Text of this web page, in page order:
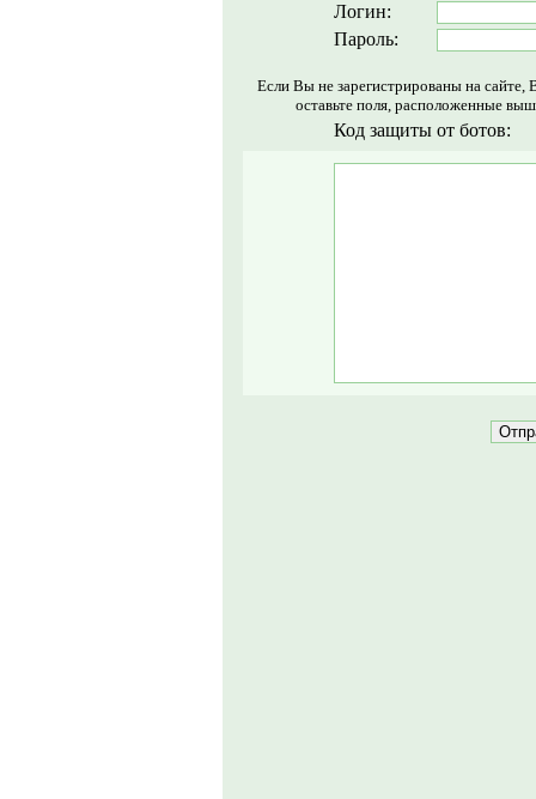
Логин:
Пароль:
Если Вы не зарегистрированы на
оставьте поля, расположенные
Код защиты от ботов: